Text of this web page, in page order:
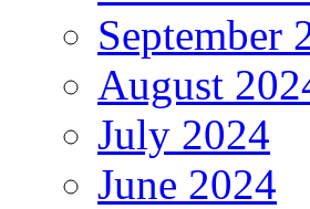
September
August
July 2024
June 2024